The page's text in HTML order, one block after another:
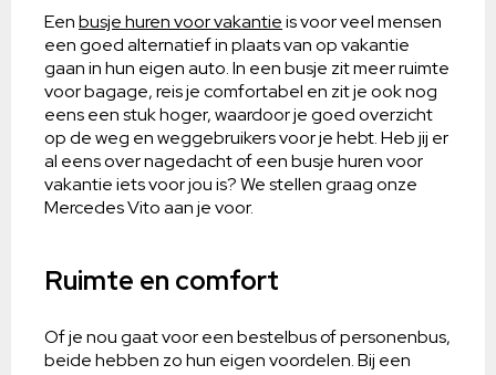
Eenbusje huren voor vakantieis voor veel mensen
een goed alternatief in plaats van op vakantie
gaan in hun eigen auto. In een busje zit meer ruimte
voor bagage, reis je comfortabel en zit je ook nog
eens een stuk hoger, waardoor je goed overzicht
op de weg en weggebruikers voor je hebt. Heb jij er
al eens over nagedacht of een busje huren voor
vakantie iets voor jou is? We stellen graag onze
Mercedes Vito aan je voor.
Ruimte en comfort
Of je nou gaat voor een bestelbus of personenbus,
beide hebben zo hun eigen voordelen. Bij een